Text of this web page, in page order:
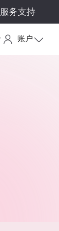
服务支持
账户